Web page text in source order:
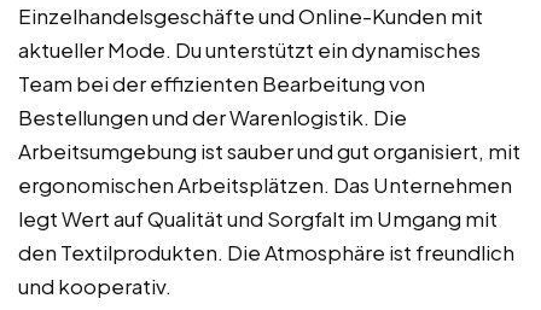
Einzelhandelsgeschäfte und Online-Kunden mit
aktueller Mode. Du unterstützt ein dynamisches
Team bei der effizienten Bearbeitung von
Bestellungen und der Warenlogistik. Die
Arbeitsumgebung ist sauber und gut organisiert, mit
ergonomischen Arbeitsplätzen. Das Unternehmen
legt Wert auf Qualität und Sorgfalt im Umgang mit
den Textilprodukten. Die Atmosphäre ist freundlich
und kooperativ.